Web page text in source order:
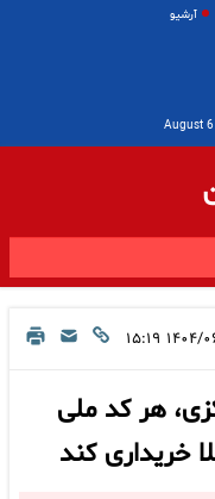
آرشیو
۰۷ ۱۵:۱۹
هر کد ملی